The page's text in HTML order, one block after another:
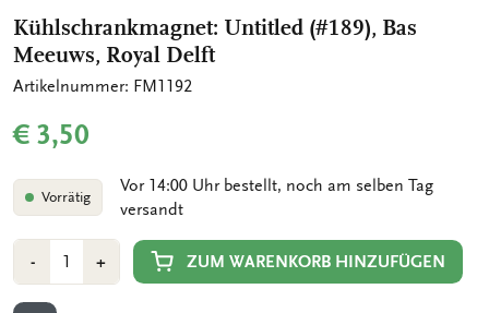
Kühlschrankmagnet: Untitled (#189), Bas
Meeuws, Royal Delft
Artikelnummer: FM1192
€ 3,50
Vorrätig
Vor 14:00 Uhr bestellt, noch am selben Tag
versandt
-Min
1
Anzahl
+Plus
1
ZUM WARENKORB HINZUFÜGEN